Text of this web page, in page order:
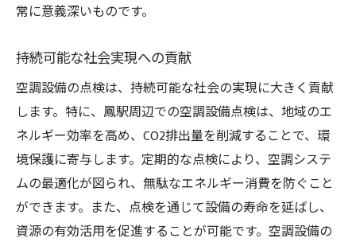
常に意義深いものです。
持続可能な社会実現への貢献
空調設備の点検は、持続可能な社会の実現に大きく貢献
します。特に、鳳駅周辺での空調設備点検は、地域のエ
ネルギー効率を高め、CO2排出量を削減することで、環
境保護に寄与します。定期的な点検により、空調システ
ムの最適化が図られ、無駄なエネルギー消費を防ぐこと
ができます。また、点検を通じて設備の寿命を延ばし、
資源の有効活用を促進することが可能です。空調設備の